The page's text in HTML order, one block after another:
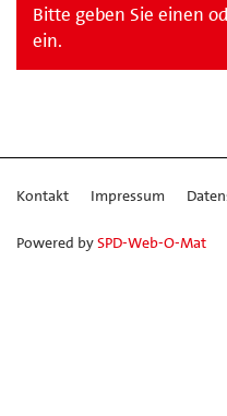
Bitte geben Sie einen
ein.
Kontakt Impressum
Powered bySPD-Web-O-Mat